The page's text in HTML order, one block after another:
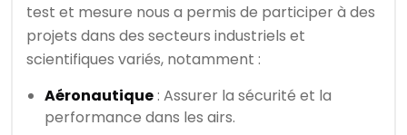
test et mesure nous a permis de participer à des
projets dans des secteurs industriels et
scientifiques variés, notamment :
Aéronautique: Assurer la sécurité et la
performance dans les airs.